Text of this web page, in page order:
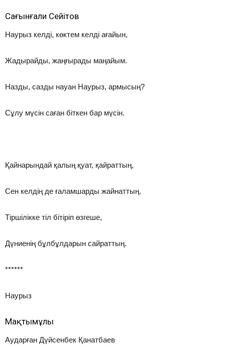
Сағынғали Сейітов
Наурыз келді, көктем келді ағайын,
Жадырайды, жаңғырады маңайым.
Назды, сазды науан Наурыз, армысың?
Сұлу мүсін саған біткен бар мүсін.
Қайнарындай қалың қуат, қайраттың,
Сен келдің де ғаламшарды жайнаттың.
Тіршілікке тіл бітіріп өзгеше,
Дүниенің бұлбұлдарын сайраттың.
******
Наурыз
Мақтымұлы
Аударған Дүйсенбек Қанатбаев